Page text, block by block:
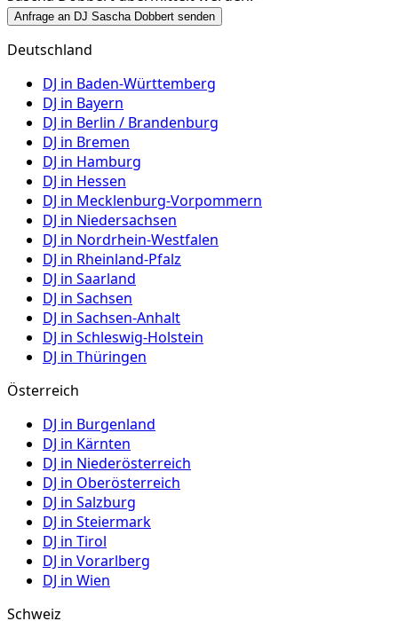
Anfrage an DJ Sascha Dobbert senden
Deutschland
DJ in Baden-Württemberg
DJ in Bayern
DJ in Berlin / Brandenburg
DJ in Bremen
DJ in Hamburg
DJ in Hessen
DJ in Mecklenburg-Vorpommern
DJ in Niedersachsen
DJ in Nordrhein-Westfalen
DJ in Rheinland-Pfalz
DJ in Saarland
DJ in Sachsen
DJ in Sachsen-Anhalt
DJ in Schleswig-Holstein
DJ in Thüringen
Österreich
DJ in Burgenland
DJ in Kärnten
DJ in Niederösterreich
DJ in Oberösterreich
DJ in Salzburg
DJ in Steiermark
DJ in Tirol
DJ in Vorarlberg
DJ in Wien
Schweiz